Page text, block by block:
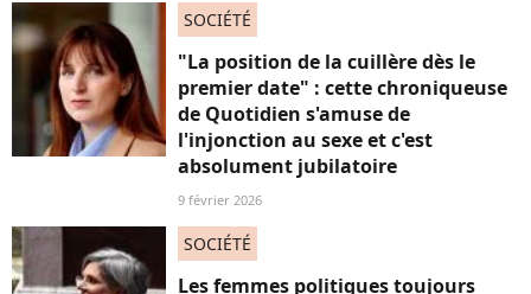
SOCIÉTÉ
"La position de la cuillère dès le
premier date" : cette chroniqueuse
de Quotidien s'amuse de
l'injonction au sexe et c'est
absolument jubilatoire
9 février 2026
SOCIÉTÉ
Les femmes politiques toujours